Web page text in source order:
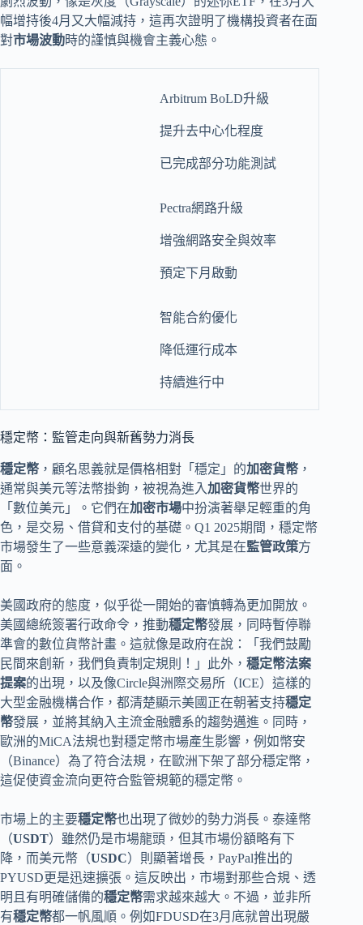
幅增持後4月又大幅減持，這再次證明了機構投資者在面
對市場波動時的謹慎與機會主義心態。
Arbitrum BoLD升級
提升去中心化程度
已完成部分功能測試
Pectra網路升級
增強網路安全與效率
預定下月啟動
智能合約優化
降低運行成本
持續進行中
穩定幣：監管走向與新舊勢力消長
穩定幣 ，顧名思義就是價格相對「穩定」的加密貨幣 ，
通常與美元等法幣掛鉤，被視為進入加密貨幣世界的
「數位美元」。它們在加密市場中扮演著舉足輕重的角
色，是交易、借貸和支付的基礎。Q1 2025期間，穩定幣
市場發生了一些意義深遠的變化，尤其是在監管政策方
面。
美國政府的態度，似乎從一開始的審慎轉為更加開放。
美國總統簽署行政命令，推動穩定幣發展，同時暫停聯
準會的數位貨幣計畫。這就像是政府在說：「我們鼓勵
民間來創新，我們負責制定規則！」此外， 穩定幣法案
提案的出現，以及像Circle與洲際交易所（ICE）這樣的
大型金融機構合作，都清楚顯示美國正在朝著支持穩定
幣發展，並將其納入主流金融體系的趨勢邁進。同時，
歐洲的MiCA法規也對穩定幣市場產生影響，例如幣安
（Binance）為了符合法規，在歐洲下架了部分穩定幣，
這促使資金流向更符合監管規範的穩定幣。
市場上的主要穩定幣也出現了微妙的勢力消長。泰達幣
（USDT）雖然仍是市場龍頭，但其市場份額略有下
降，而美元幣（USDC）則顯著增長，PayPal推出的
PYUSD更是迅速擴張。這反映出，市場對那些合規、透
明且有明確儲備的穩定幣需求越來越大。不過，並非所
有穩定幣都一帆風順。例如FDUSD在3月底就曾出現嚴